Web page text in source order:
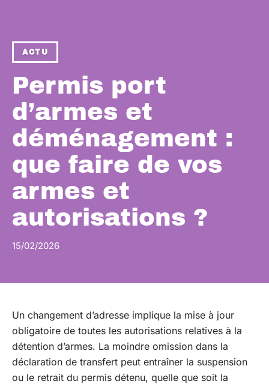
ACTU
Permis port
d’armes et
déménagement :
que faire de vos
armes et
autorisations ?
15/02/2026
Un changement d’adresse implique la mise à jour
obligatoire de toutes les autorisations relatives à la
détention d’armes. La moindre omission dans la
déclaration de transfert peut entraîner la suspension
ou le retrait du permis détenu, quelle que soit la